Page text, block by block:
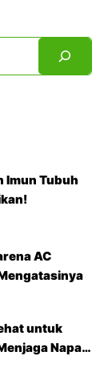
Imun Tubuh
AC
untuk
Napas
Aktivitas